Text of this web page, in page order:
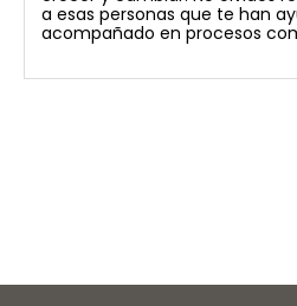
a esas personas que te han
acompañado en procesos